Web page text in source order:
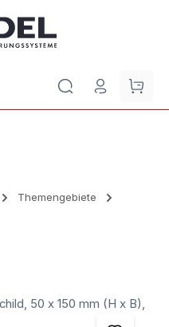
Themengebiete